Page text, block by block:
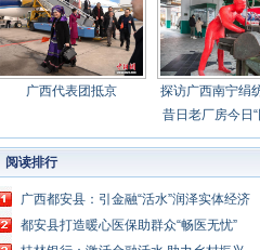
广西代表团抵京
探访广西南宁绢
昔日老厂房今日“
阅读排行
广西都安县：引金融“活水”润泽实体经济
都安县打造暖心医保助群众“畅医无忧”